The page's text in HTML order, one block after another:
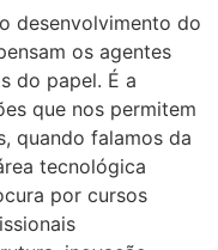
desenvolvimento do
os agentes
do papel. É a
que nos permitem
quando falamos da
tecnológica
por cursos